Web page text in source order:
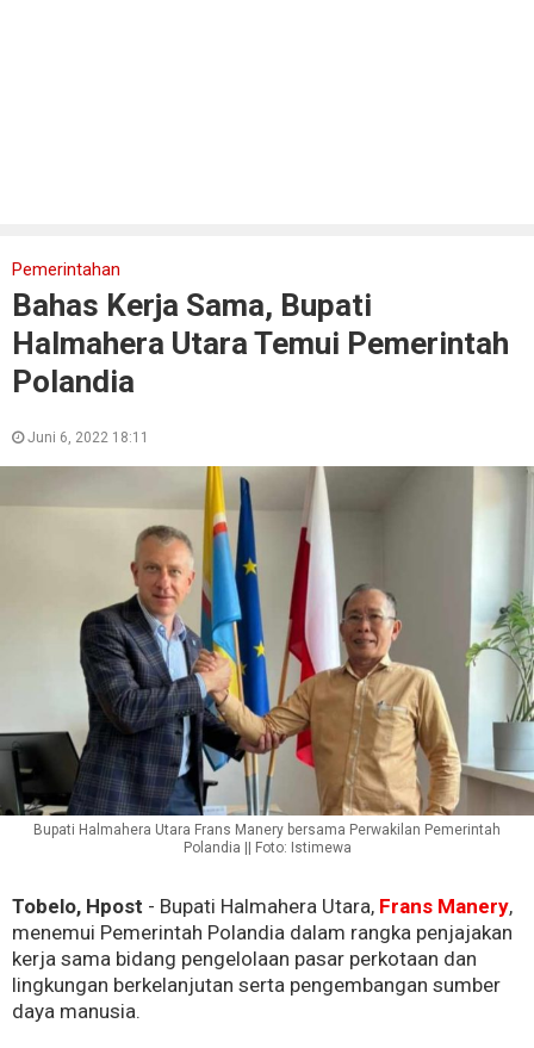
Pemerintahan
Bahas Kerja Sama, Bupati
Halmahera Utara Temui Pemerintah
Polandia
Juni 6, 2022 18:11
Bupati Halmahera Utara Frans Manery bersama Perwakilan Pemerintah
Polandia || Foto: Istimewa
Tobelo, Hpost - Bupati Halmahera Utara, Frans Manery,
menemui Pemerintah Polandia dalam rangka penjajakan
kerja sama bidang pengelolaan pasar perkotaan dan
lingkungan berkelanjutan serta pengembangan sumber
daya manusia.